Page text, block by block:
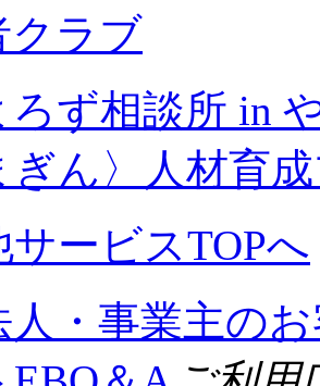
クラブ
ろず相談所 in
ぎん〉
人材育
サービスTOPへ
人・事業主の